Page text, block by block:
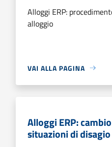
Alloggi ERP:
alloggio
VAI ALLA PAGINA
Alloggi ERP:
situazioni di